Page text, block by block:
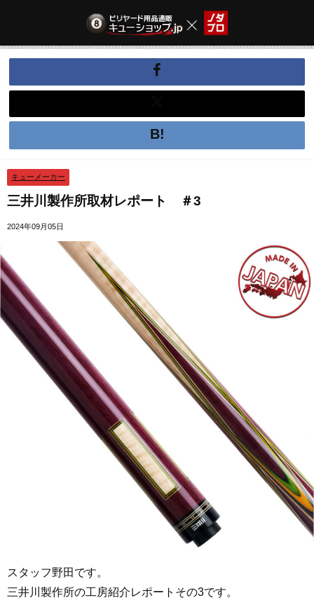
キューメーカー
三井川製作所取材レポート ＃3
2024年09月05日
スタッフ野田です。
三井川製作所の工房紹介レポートその3です。